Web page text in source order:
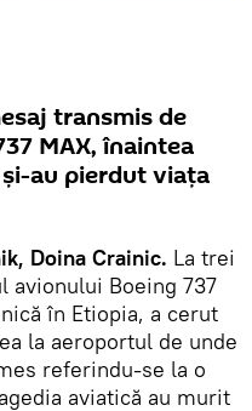
transmis de
MAX, înaintea
au pierdut viaţa
Doina Crainic. La trei
avionului Boeing 737
în Etiopia, a cerut
la aeroportul de unde
referindu-se la o
aviatică au murit